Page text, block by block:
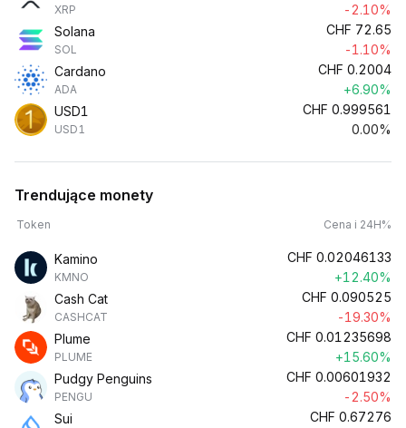
XRP
-2.10%
Solana
SOL
CHF 72.65
-1.10%
Cardano
ADA
CHF 0.2004
+6.90%
USD1
USD1
CHF 0.999561
0.00%
Trendujące monety
Token Cena i 24H%
Kamino
KMNO
CHF 0.02046133
+12.40%
Cash Cat
CASHCAT
CHF 0.090525
-19.30%
Plume
PLUME
CHF 0.01235698
+15.60%
Pudgy Penguins
PENGU
CHF 0.00601932
-2.50%
Sui
CHF 0.67276